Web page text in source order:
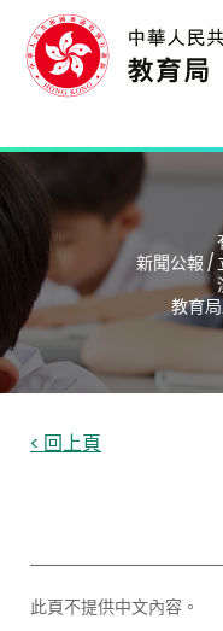
新聞公報 /
教育
< 回上頁
此頁不提供中文內容。